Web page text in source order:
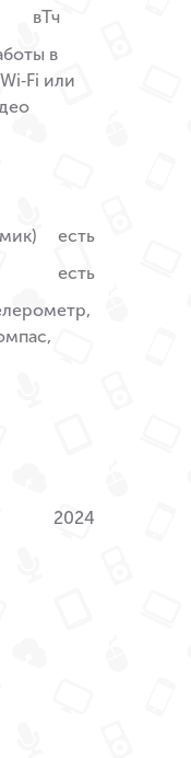
вТч
в
или
есть
есть
2024